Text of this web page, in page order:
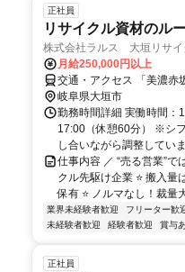
正社員
リサイクル資材のル
株式会社ラルス 大垣リサイ
月給250,000円以上
交通・アクセス 「美濃赤
岐阜県大垣市
勤務時間詳細 実働時間：
17:00（休憩60分） ※シ
し合いながら調整してい
仕事内容 ／ “売る営業”で
クル先駆け企業 ⭐ 搬入量
保有 ⭐ ノルマなし！裁量
業界未経験者歓迎 フリーター歓
未経験者歓迎
経験者歓迎 賞与
正社員